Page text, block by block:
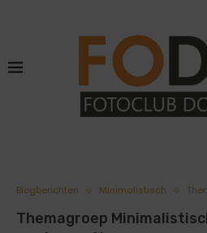
Blogberichten Minimalistisch
Themagroep